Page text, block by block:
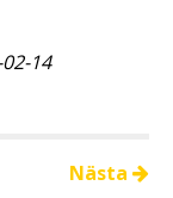
14
Nästa